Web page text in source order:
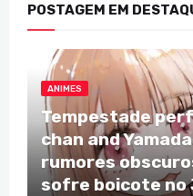
POSTAGEM EM
ANIMES
Tempestade
chan and
rumores
sofre boicote no